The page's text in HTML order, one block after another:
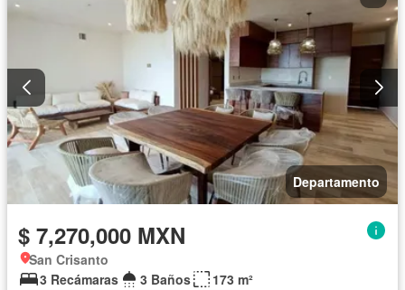
Departamento
$ 7,270,000 MXN
San Crisanto
3 Recámaras
3 Baños
173 m²